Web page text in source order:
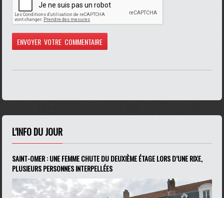
L'INFO DU JOUR
SAINT-OMER : UNE FEMME CHUTE DU DEUXIÈME ÉTAGE LORS D’UNE RIXE,
PLUSIEURS PERSONNES INTERPELLÉES